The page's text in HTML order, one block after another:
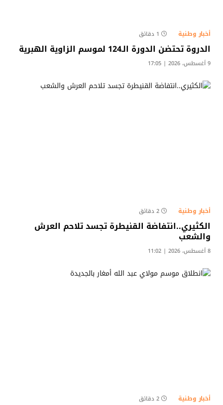
أخبار وطنية 1 دقائق
الدروة تحتضن الدورة الـ124 لموسم الزاوية الهبرية
9 أغسطس، 2026 | 17:05
أخبار وطنية 2 دقائق
الكثيري..انتفاضة القنيطرة تجسد تلاحم العرش
والشعب
8 أغسطس، 2026 | 11:02
أخبار وطنية 2 دقائق